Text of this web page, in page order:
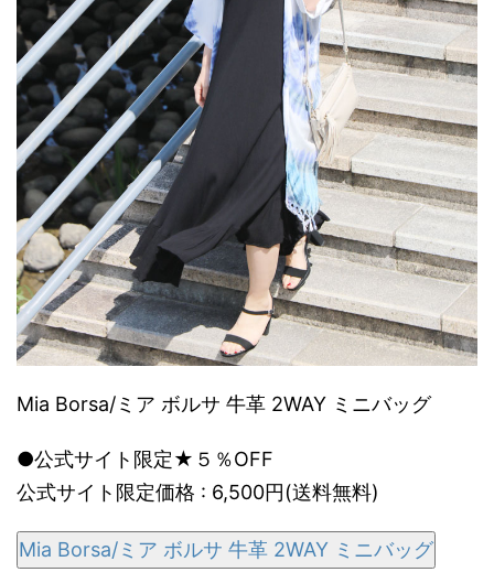
Mia Borsa/ミア ボルサ 牛革 2WAY ミニバッグ
●公式サイト限定★５％OFF
公式サイト限定価格 : 6,500円(送料無料)
Mia Borsa/ミア ボルサ 牛革 2WAY ミニバッグ